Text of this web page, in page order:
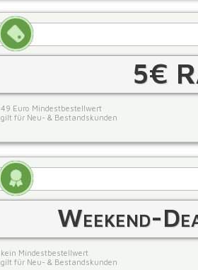
5€
49 Euro Mindestbestellwert
gilt für Neu- & Bestandskunden
Weekend-
kein Mindestbestellwert
gilt für Neu- & Bestandskunden